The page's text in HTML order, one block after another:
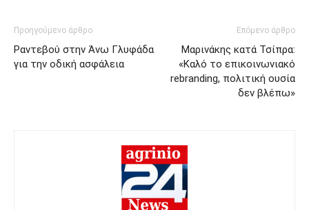
Προηγούμενο άρθρο
Ραντεβού στην Άνω Γλυφάδα
για την οδική ασφάλεια
Επόμενο άρθρο
Μαρινάκης κατά Τσίπρα:
«Καλό το επικοινωνιακό
rebranding, πολιτική ουσία
δεν βλέπω»